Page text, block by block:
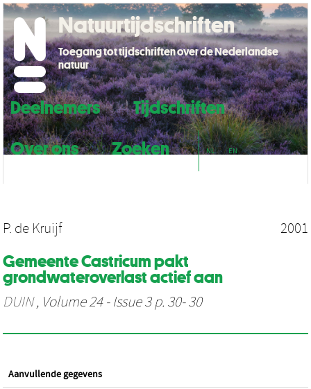
Deelnemers
Tijdschriften
Over ons
Zoeken NL EN
Natuurtijdschriften
Toegang tot tijdschriften over de Nederlandse
natuur
P. de Kruijf 2001
Gemeente Castricum pakt
grondwateroverlast actief aan
DUIN, Volume 24 - Issue 3 p. 30- 30
Aanvullende gegevens